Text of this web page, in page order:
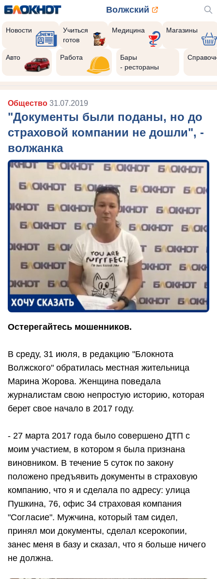
Волжский
Новости
Учиться
готов
Медицина Магазины
Авто Работа
Бары
- рестораны
Общество 31.07.2019
"Документы были поданы, но до
страховой компании не дошли", -
волжанка
Остерегайтесь мошенников.
В среду, 31 июля, в редакцию "Блокнота
Волжского" обратилась местная жительница
Марина Жорова. Женщина поведала
журналистам свою непростую историю, которая
берет свое начало в 2017 году.
- 27 марта 2017 года было совершено ДТП с
моим участием, в котором я была признана
виновником. В течение 5 суток по закону
положено предъявить документы в страховую
компанию, что я и сделала по адресу: улица
Пушкина, 76, офис 34 страховая компания
"Согласие". Мужчина, который там сидел,
принял мои документы, сделал ксерокопии,
занес меня в базу и сказал, что я больше ничего
не должна.